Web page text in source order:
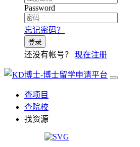
Password
忘记密码？
登录
还没有帐号？ 现在注册
查项目
查院校
找资源